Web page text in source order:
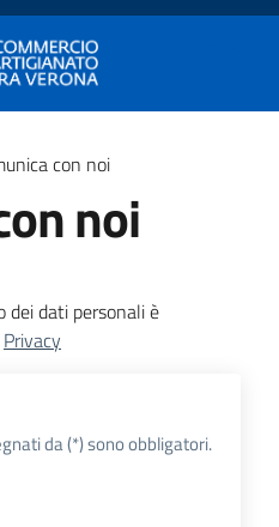
di Verona
di Verona
con noi
noi
dati personali è
Privacy
da (*) sono obbligatori.